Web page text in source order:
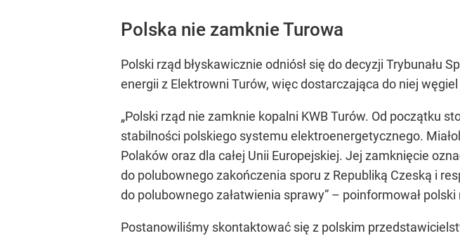
Polska nie zamknie Turowa
Polski rząd błyskawicznie odniósł się do decyzji Trybunału
energii z Elektrowni Turów, więc dostarczająca do niej
„Polski rząd nie zamknie kopalni KWB Turów. Od początku
stabilności polskiego systemu elektroenergetycznego.
Polaków oraz dla całej Unii Europejskiej. Jej zamknięcie
do polubownego zakończenia sporu z Republiką Czeską i
do polubownego załatwienia sprawy” – poinformował
Postanowiliśmy skontaktować się z polskim